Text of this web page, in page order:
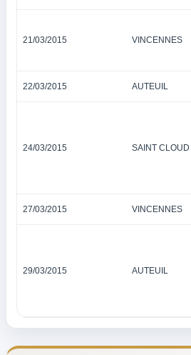
21/03/2015 VINCENNES
22/03/2015 AUTEUIL
24/03/2015 SAINT CLOUD
27/03/2015 VINCENNES
29/03/2015 AUTEUIL